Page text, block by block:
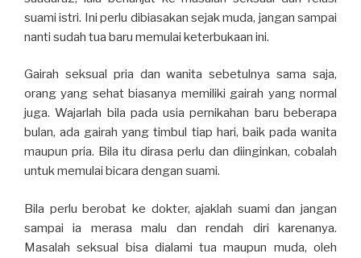
suami istri. Ini perlu dibiasakan sejak muda, jangan sampai
nanti sudah tua baru memulai keterbukaan ini.
Gairah seksual pria dan wanita sebetulnya sama saja,
orang yang sehat biasanya memiliki gairah yang normal
juga. Wajarlah bila pada usia pernikahan baru beberapa
bulan, ada gairah yang timbul tiap hari, baik pada wanita
maupun pria. Bila itu dirasa perlu dan diinginkan, cobalah
untuk memulai bicara dengan suami.
Bila perlu berobat ke dokter, ajaklah suami dan jangan
sampai ia merasa malu dan rendah diri karenanya.
Masalah seksual bisa dialami tua maupun muda, oleh